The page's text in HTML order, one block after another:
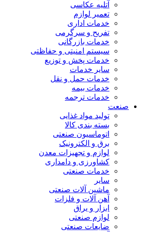
آتلیه عکاسی
تعمیر لوازم
خدمات اداری
تفریح و سرگرمی
خدمات بازرگانی
سیستم امنیتی و حفاظتی
خدمات پخش و توزیع
سایر خدمات
خدمات حمل و نقل
خدمات بیمه
خدمات ترجمه
صنعت
تولید مواد غذایی
بسته بندی کالا
اتوماسیون صنعتی
برق و الکترونیک
لوازم و تجهیزات معدن
کشاورزی و دامداری
خدمات صنعتی
سایر
ماشین آلات صنعتی
آهن آلات و فلزات
ابزار و یراق
لوازم صنعتی
ضایعات صنعتی